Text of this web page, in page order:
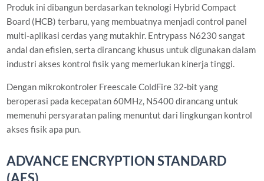
Produk ini dibangun berdasarkan teknologi Hybrid Compact
Board (HCB) terbaru, yang membuatnya menjadi control panel
multi-aplikasi cerdas yang mutakhir. Entrypass N6230 sangat
andal dan efisien, serta dirancang khusus untuk digunakan dalam
industri akses kontrol fisik yang memerlukan kinerja tinggi.
Dengan mikrokontroler Freescale ColdFire 32-bit yang
beroperasi pada kecepatan 60MHz, N5400 dirancang untuk
memenuhi persyaratan paling menuntut dari lingkungan kontrol
akses fisik apa pun.
ADVANCE ENCRYPTION STANDARD